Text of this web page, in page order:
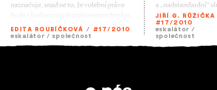
naznačuje, snad ne to, že volební právo
bude v budoucnu přiznáno pouze ženám,
EDITA ROUBÍČKOVÁ / #17/2010
eskalátor / společnost
a „nadstandardní“
nabízet. Možná by
JIŘÍ G. RŮŽIČKA
#17/2010
eskalátor /
společnost